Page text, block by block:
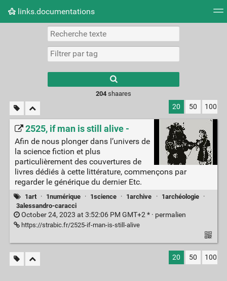
links.documentations
Nuage de tags Mur d'images
results.
204shaares
20 50 100
2525, if man is still alive -
Afin de nous plonger dans l’univers de
la science fiction et plus
particulièrement des couvertures de
livres dédiés à cette littérature, commençons par
regarder le générique du dernier Etc.
1art · 1numérique · 1science · 1archive · 1archéologie
·
3alessandro-caracci
October 24, 2023 at 3:52:06 PM GMT+2 * · permalien
https://strabic.fr/2525-if-man-is-still-alive
20 50 100